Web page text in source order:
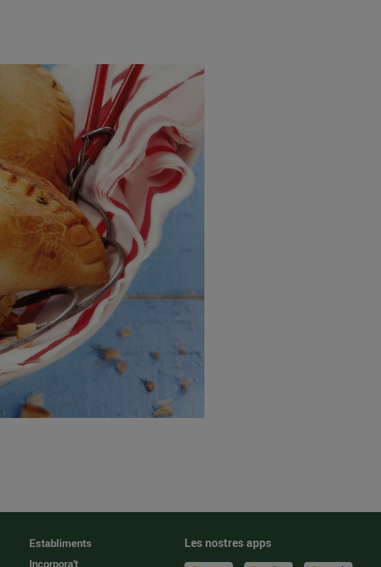
Establiments
Incorpora't
Les nostres apps